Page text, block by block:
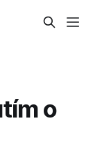
o